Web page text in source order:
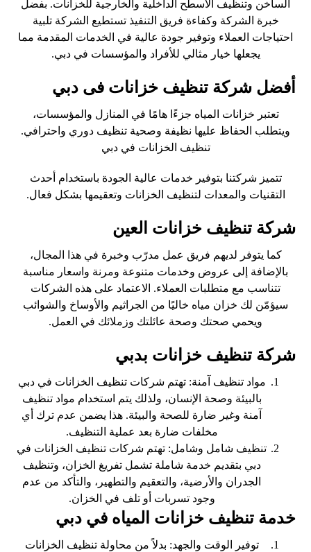
الساخن وتنظيف الأسطح الداخلية والخارجية للخزانات. بفضل
خبرة الشركة وكفاءة فريق التنفيذ تستطيع الشركة تلبية
احتياجات العملاء وتوفير جودة عالية في الخدمات المقدمة مما
يجعلها خيار مثالي للأفراد والمؤسسات في دبي.
أفضل شركة تنظيف خزانات فى دبي
تعتبر خزانات المياه جزءًا هامًا في المنازل والمؤسسات،
ويتطلب الحفاظ عليها نظيفة وصحية تنظيف دوري واحترافي.
تنظيف الخزانات في دبي
تتميز شركتنا بتوفير خدمات عالية الجودة باستخدام أحدث
التقنيات والمعدات لتنظيف الخزانات وتعقيمها بشكل فعال.
شركة تنظيف خزانات العين
كما يتوفر لديهم فريق عمل مدرّب وخبرة في هذا المجال،
بالإضافة إلى عروض وخدمات متنوعة ومرنة واسعار مناسبة
تتناسب مع متطلبات العملاء. الاعتماد على هذه الشركات
سيؤمّن لك خزان مياه خاليًا من الجراثيم والأوساخ والشوائب
ويحمي صحتك وصحة عائلتك وزملائك في العمل.
شركة تنظيف خزانات بدبي
مواد تنظيف آمنة: تهتم شركات تنظيف الخزانات في دبي
بالبيئة وصحة الإنسان، ولذلك يتم استخدام مواد تنظيف
آمنة وغير ضارة للصحة والبيئة. هذا يضمن عدم ترك أي
مخلفات ضارة بعد عملية التنظيف.
تنظيف شامل وشامل: تهتم شركات تنظيف الخزانات في
دبي بتقديم خدمة شاملة تشمل تفريغ الخزان، وتنظيف
الجدران والأرضية، والتعقيم والتطهير، والتأكد من عدم
وجود تسربات أو تلف في الخزان.
خدمة تنظيف خزانات المياه في دبي
توفير الوقت والجهد: بدلاً من محاولة تنظيف الخزانات